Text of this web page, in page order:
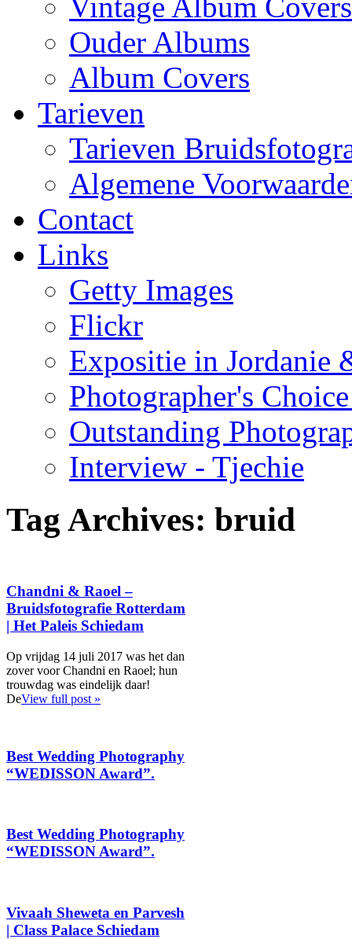
Ouder Albums
Album Covers
Tarieven
Tarieven
Algemene
Contact
Links
Getty Images
Flickr
Expositie in Jordanie
Photographer's
Outstanding
Interview - Tjechie
Tag Archives: bruid
Chandni & Raoel –
Bruidsfotografie Rotterdam
| Het Paleis Schiedam
Op vrijdag 14 juli 2017 was het dan
zover voor Chandni en Raoel; hun
trouwdag was eindelijk daar!
DeView full post »
Best Wedding Photography
“WEDISSON Award”.
Best Wedding Photography
“WEDISSON Award”.
Vivaah Sheweta en Parvesh
| Class Palace Schiedam